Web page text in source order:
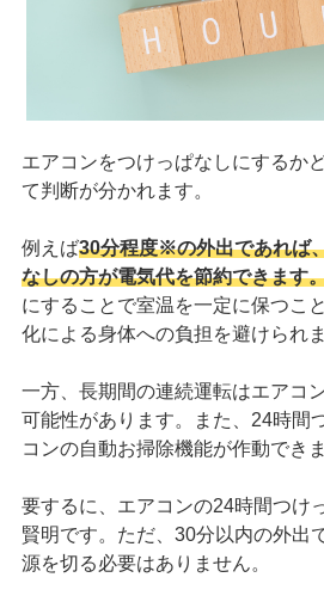
エアコンをつけっぱなしにするか
て判断が分かれます。
例えば30分程度※の外出であれば
なしの方が電気代を節約できます
にすることで室温を一定に保つこ
化による身体への負担を避けられま
一方、長期間の連続運転はエアコ
可能性があります。また、24時間
コンの自動お掃除機能が作動できま
要するに、エアコンの24時間つけ
賢明です。ただ、30分以内の外出
源を切る必要はありません。